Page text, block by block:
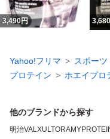
3,490円 3,680
Yahoo!フリマ スポーツ
プロテイン
ホエイプロ
他のブランドから探す
明治VALXULTORA